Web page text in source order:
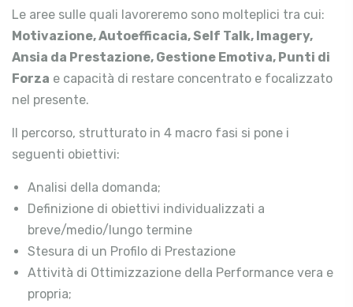
Le aree sulle quali lavoreremo sono molteplici tra cui:
Motivazione, Autoefficacia, Self Talk, Imagery,
Ansia da Prestazione, Gestione Emotiva, Punti di
Forza e capacità di restare concentrato e focalizzato
nel presente.
Il percorso, strutturato in 4 macro fasi si pone i
seguenti obiettivi:
Analisi della domanda;
Definizione di obiettivi individualizzati a
breve/medio/lungo termine
Stesura di un Profilo di Prestazione
Attività di Ottimizzazione della Performance vera e
propria;